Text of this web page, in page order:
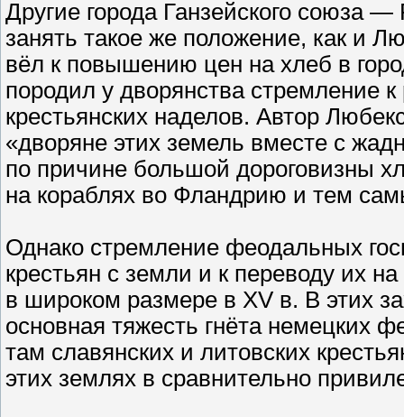
Другие города Ганзейского союза
занять такое же положение, как и
вёл к повышению цен на хлеб в
породил у дворянства стремление
крестьянских наделов. Автор
«дворяне этих земель вместе с
по причине большой дороговизны
на кораблях во Фландрию и тем
Однако стремление феодальных
крестьян с земли и к переводу их
в широком размере в XV в. В этих
основная тяжесть гнёта немецких
там славянских и литовских
этих землях в сравнительно